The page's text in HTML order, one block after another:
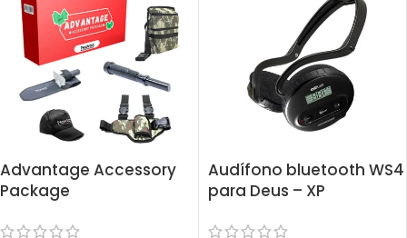
Advantage Accessory
Package
Audífono bluetooth WS4
para Deus – XP